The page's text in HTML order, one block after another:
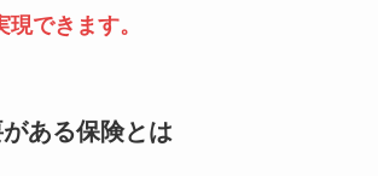
できます。
ある保険とは